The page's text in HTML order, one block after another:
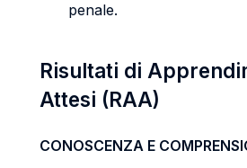
penale.
Risultati di
Attesi (RAA)
CONOSCENZA E